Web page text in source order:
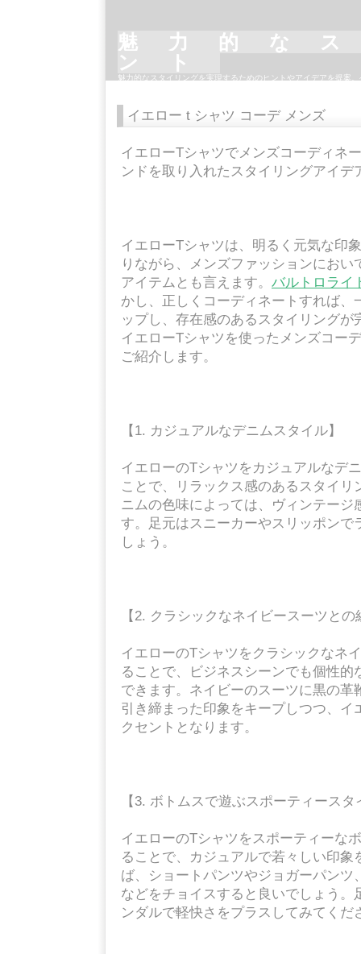
魅力的な
ント
魅力的なスタイリングを実現するためのヒントやアイデアを提案
イエロー t シャツ コーデ メンズ
イエローTシャツでメンズコーディネ
ンドを取り入れたスタイリングアイデ
イエローTシャツは、明るく元気な印
りながら、メンズファッションにおい
アイテムとも言えます。 バルトロライ
かし、正しくコーディネートすれば、
ップし、存在感のあるスタイリングが
イエローTシャツを使ったメンズコー
ご紹介します。
【1. カジュアルなデニムスタイル】
イエローのTシャツをカジュアルなデ
ことで、リラックス感のあるスタイリ
ニムの色味によっては、ヴィンテージ
す。足元はスニーカーやスリッポンで
しょう。
【2. クラシックなネイビースーツと
イエローのTシャツをクラシックなネ
ることで、ビジネスシーンでも個性的
できます。ネイビーのスーツに黒の革
引き締まった印象をキープしつつ、イ
クセントとなります。
【3. ボトムスで遊ぶスポーティースタ
イエローのTシャツをスポーティーな
ることで、カジュアルで若々しい印象
ば、ショートパンツやジョガーパンツ
などをチョイスすると良いでしょう。
ンダルで軽快さをプラスしてみてくだ